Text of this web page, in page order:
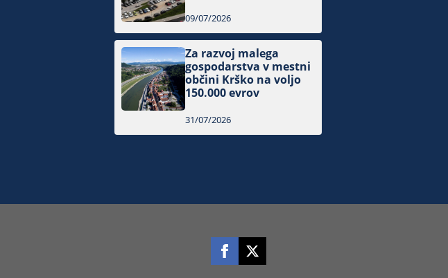
09/07/2026
Za razvoj malega
gospodarstva v mestni
občini Krško na voljo
150.000 evrov
31/07/2026